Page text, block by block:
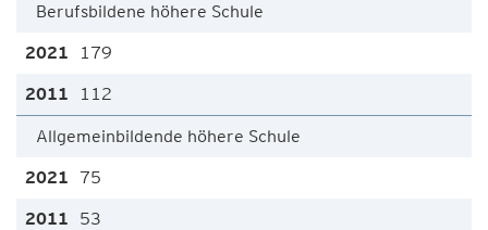
Berufsbildene höhere Schule
179
112
Allgemeinbildende höhere Schule
75
53